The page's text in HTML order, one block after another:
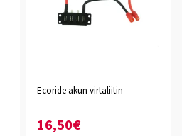
Ecoride akun virtaliitin
16,50€